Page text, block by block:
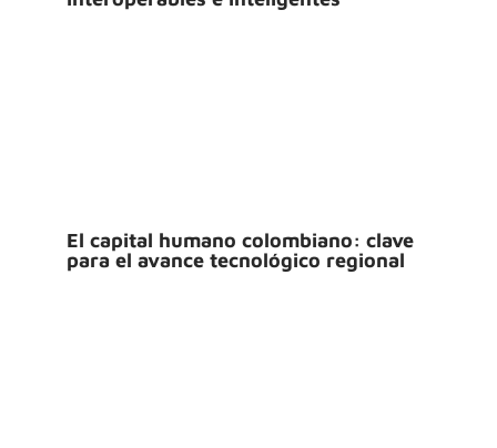
El capital humano colombiano: clave
para el avance tecnológico regional